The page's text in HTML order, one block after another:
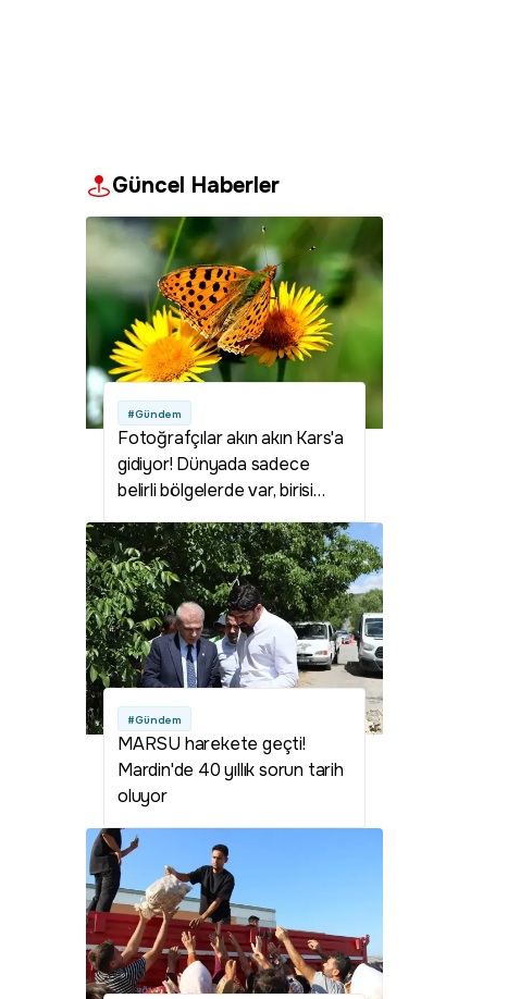
Güncel Haberler
#Gündem
Fotoğrafçılar akın akın Kars'a
gidiyor! Dünyada sadece
belirli bölgelerde var, birisi
#Gündem
MARSU harekete geçti!
Mardin'de 40 yıllık sorun tarih
oluyor